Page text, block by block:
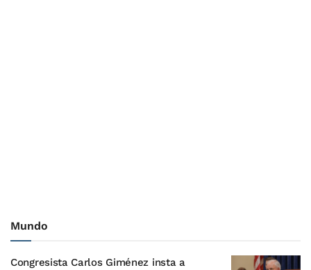
Mundo
Congresista Carlos Giménez insta a